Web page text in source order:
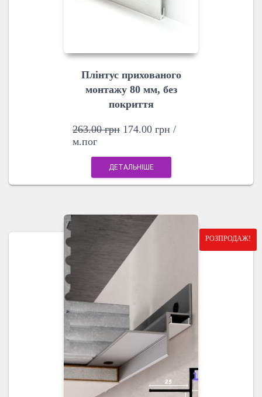
Плінтус прихованого
монтажу 80 мм, без
покриття
263.00грн 174.00 грн /
м.пог
ДЕТАЛЬНІШЕ
РОЗПРОДАЖ!